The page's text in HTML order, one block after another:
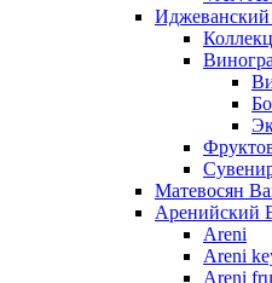
Матевосян
Аренийский
Areni
Areni
Areni